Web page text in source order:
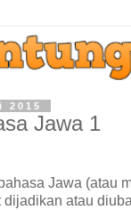
2015
Jawa 1
Jawa (atau
atau